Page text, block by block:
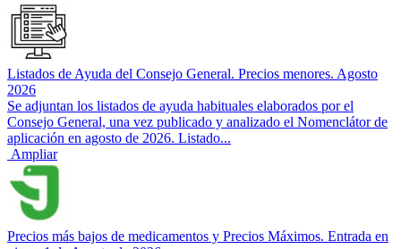
Listados de Ayuda del Consejo General. Precios menores. Agosto
2026
Se adjuntan los listados de ayuda habituales elaborados por el
Consejo General, una vez publicado y analizado el Nomenclátor de
aplicación en agosto de 2026. Listado...
Ampliar
Precios más bajos de medicamentos y Precios Máximos. Entrada en